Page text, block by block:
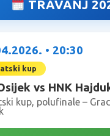
TRAVANJ
• 20:30
kup
vs HNK
kup, polufinale –